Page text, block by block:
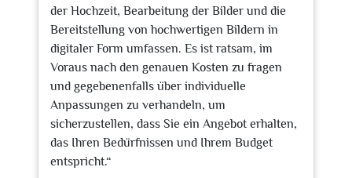
der Hochzeit, Bearbeitung der Bilder und die
Bereitstellung von hochwertigen Bildern in
digitaler Form umfassen. Es ist ratsam, im
Voraus nach den genauen Kosten zu fragen
und gegebenenfalls über individuelle
Anpassungen zu verhandeln, um
sicherzustellen, dass Sie ein Angebot erhalten,
das Ihren Bedürfnissen und Ihrem Budget
entspricht.“